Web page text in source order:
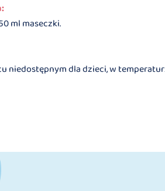
ml maseczki.
niedostępnym dla dzieci, w